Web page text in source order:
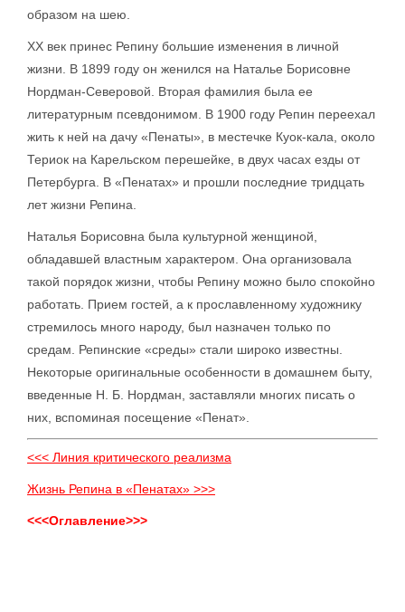
образом на шею.
XX век принес Репину большие изменения в личной
жизни. В 1899 году он женился на Наталье Борисовне
Нордман-Северовой. Вторая фамилия была ее
литературным псевдонимом. В 1900 году Репин переехал
жить к ней на дачу «Пенаты», в местечке Куок-кала, около
Териок на Карельском перешейке, в двух часах езды от
Петербурга. В «Пенатах» и прошли последние тридцать
лет жизни Репина.
Наталья Борисовна была культурной женщиной,
обладавшей властным характером. Она организовала
такой порядок жизни, чтобы Репину можно было спокойно
работать. Прием гостей, а к прославленному художнику
стремилось много народу, был назначен только по
средам. Репинские «среды» стали широко известны.
Некоторые оригинальные особенности в домашнем быту,
введенные Н. Б. Нордман, заставляли многих писать о
них, вспоминая посещение «Пенат».
<<< Линия критического реализма
Жизнь Репина в «Пенатах» >>>
<<<Оглавление>>>